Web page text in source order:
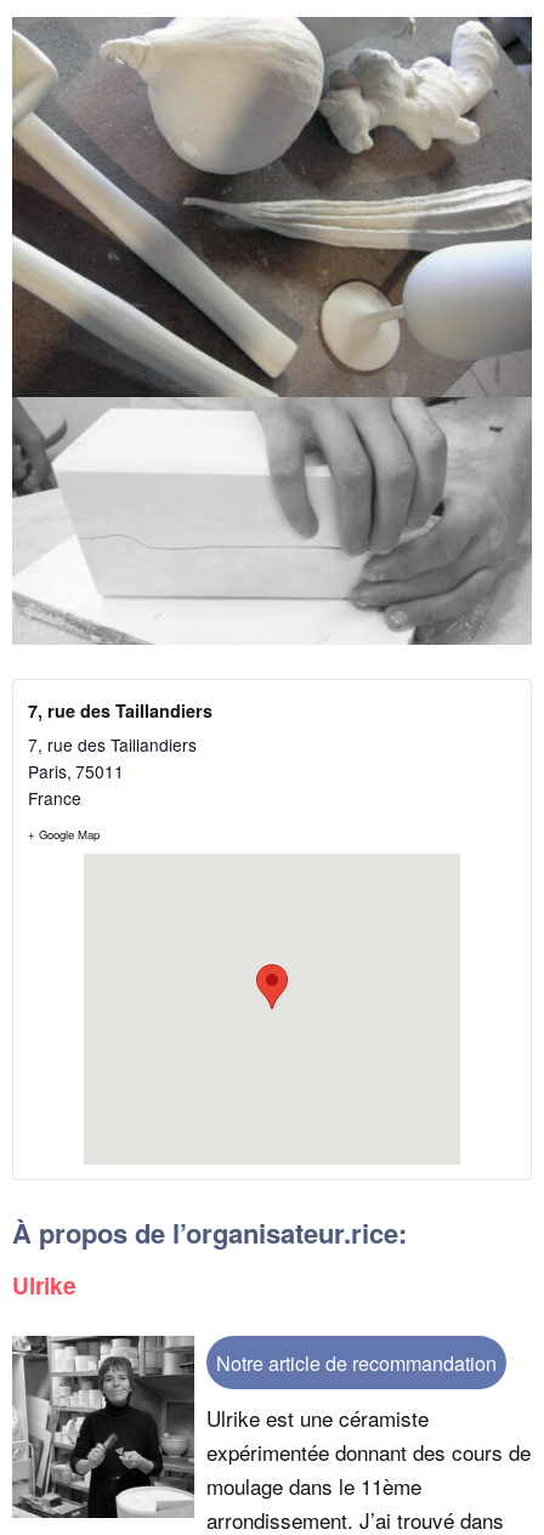
7, rue des Taillandiers
7, rue des Taillandiers
Paris, 75011
France
+ Google Map
À propos de l’organisateur.rice:
Ulrike
Notre article de recommandation
Ulrike est une céramiste
expérimentée donnant des cours de
moulage dans le 11ème
arrondissement. J’ai trouvé dans